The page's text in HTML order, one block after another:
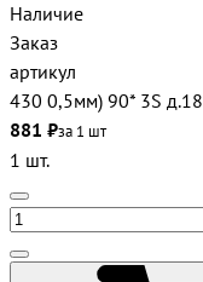
Наличие
Заказ
артикул
430 0,5мм) 90* 3S д.18
881 ₽за 1 шт
1 шт.